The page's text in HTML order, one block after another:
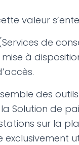
valeur
de
à
des
Solution de
sur la